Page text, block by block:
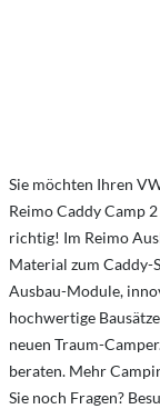
Sie möchten Ihren
Reimo Caddy Camp
richtig! Im Reimo
Material zum Caddy-
Ausbau-Module,
hochwertige
neuen Traum-
beraten. Mehr
Sie noch Fragen?